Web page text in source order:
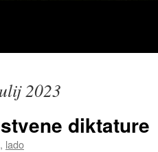
2023
diktature
, lado